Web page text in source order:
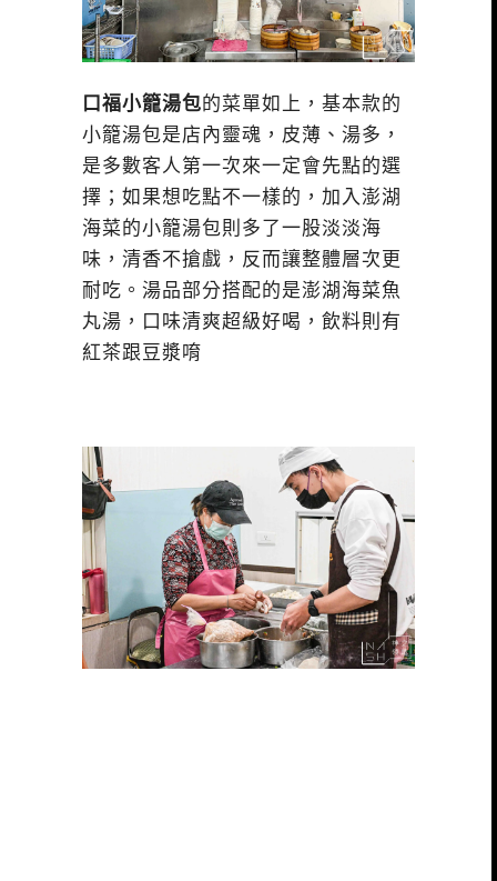
口福小籠湯包的菜單如上，基本款的
小籠湯包是店內靈魂，皮薄、湯多，
是多數客人第一次來一定會先點的選
擇；如果想吃點不一樣的，加入澎湖
海菜的小籠湯包則多了一股淡淡海
味，清香不搶戲，反而讓整體層次更
耐吃。湯品部分搭配的是澎湖海菜魚
丸湯，口味清爽超級好喝，飲料則有
紅茶跟豆漿唷